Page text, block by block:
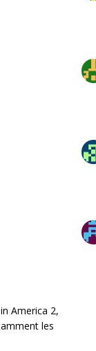
America 2,
les